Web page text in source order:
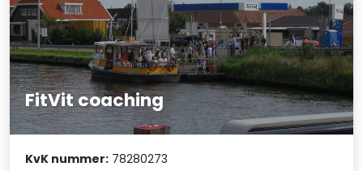
FitVit coaching
KvK nummer: 78280273